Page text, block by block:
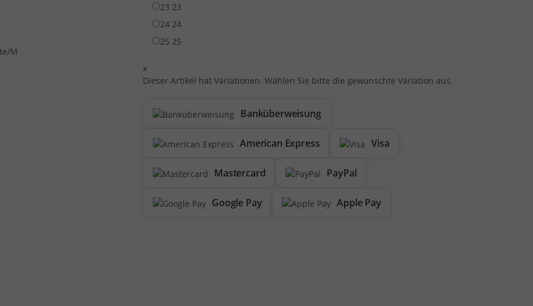
23 23
24 24
25 25
x
Dieser Artikel hat Variationen. Wählen Sie bitte die gewünschte Variation aus.
Banküberweisung
American Express Visa
Mastercard PayPal
Google Pay Apple Pay